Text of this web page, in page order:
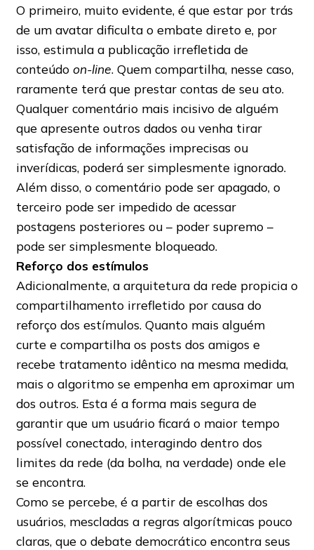
O primeiro, muito evidente, é que estar por trás
de um avatar dificulta o embate direto e, por
isso, estimula a publicação irrefletida de
conteúdo on-line. Quem compartilha, nesse caso,
raramente terá que prestar contas de seu ato.
Qualquer comentário mais incisivo de alguém
que apresente outros dados ou venha tirar
satisfação de informações imprecisas ou
inverídicas, poderá ser simplesmente ignorado.
Além disso, o comentário pode ser apagado, o
terceiro pode ser impedido de acessar
postagens posteriores ou – poder supremo –
pode ser simplesmente bloqueado.
Reforço dos estímulos
Adicionalmente, a arquitetura da rede propicia o
compartilhamento irrefletido por causa do
reforço dos estímulos. Quanto mais alguém
curte e compartilha os posts dos amigos e
recebe tratamento idêntico na mesma medida,
mais o algoritmo se empenha em aproximar um
dos outros. Esta é a forma mais segura de
garantir que um usuário ficará o maior tempo
possível conectado, interagindo dentro dos
limites da rede (da bolha, na verdade) onde ele
se encontra.
Como se percebe, é a partir de escolhas dos
usuários, mescladas a regras algorítmicas pouco
claras, que o debate democrático encontra seus